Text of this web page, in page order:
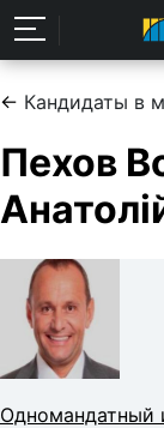
← Кандидаты в
Пехов
Одномандатный